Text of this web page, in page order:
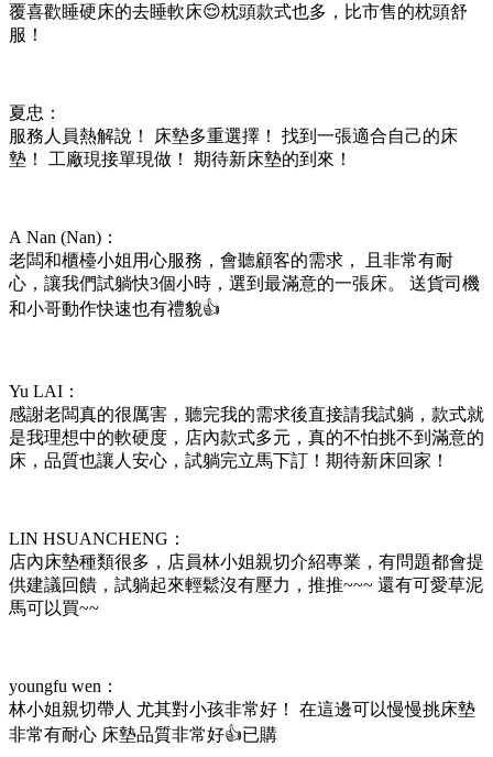
覆喜歡睡硬床的去睡軟床😌枕頭款式也多，比市售的枕頭舒
服！
夏忠：
服務人員熱解說！ 床墊多重選擇！ 找到一張適合自己的床
墊！ 工廠現接單現做！ 期待新床墊的到來！
A Nan (Nan)：
老闆和櫃檯小姐用心服務，會聽顧客的需求， 且非常有耐
心，讓我們試躺快3個小時，選到最滿意的一張床。 送貨司機
和小哥動作快速也有禮貌👍
Yu LAI：
感謝老闆真的很厲害，聽完我的需求後直接請我試躺，款式就
是我理想中的軟硬度，店內款式多元，真的不怕挑不到滿意的
床，品質也讓人安心，試躺完立馬下訂！期待新床回家！
LIN HSUANCHENG：
店內床墊種類很多，店員林小姐親切介紹專業，有問題都會提
供建議回饋，試躺起來輕鬆沒有壓力，推推~~~ 還有可愛草泥
馬可以買~~
youngfu wen：
林小姐親切帶人 尤其對小孩非常好！ 在這邊可以慢慢挑床墊
非常有耐心 床墊品質非常好👍已購